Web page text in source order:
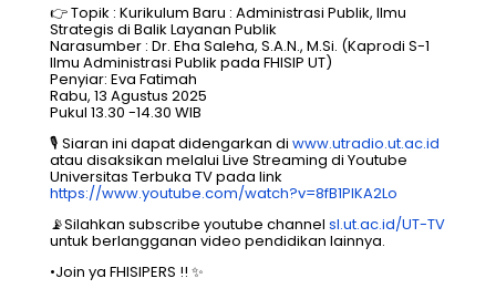
👉 Topik : Kurikulum Baru : Administrasi Publik, Ilmu
Strategis di Balik Layanan Publik
Narasumber : Dr. Eha Saleha, S.A.N., M.Si. (Kaprodi S-1
Ilmu Administrasi Publik pada FHISIP UT)
Penyiar: Eva Fatimah
Rabu, 13 Agustus 2025
Pukul 13.30 -14.30 WIB
🎙️ Siaran ini dapat didengarkan di www.utradio.ut.ac.id
atau disaksikan melalui Live Streaming di Youtube
Universitas Terbuka TV pada link
https://www.youtube.com/watch?v=8fB1PlKA2Lo
📡Silahkan subscribe youtube channel sl.ut.ac.id/UT-TV
untuk berlangganan video pendidikan lainnya.
•Join ya FHISIPERS !! ✨